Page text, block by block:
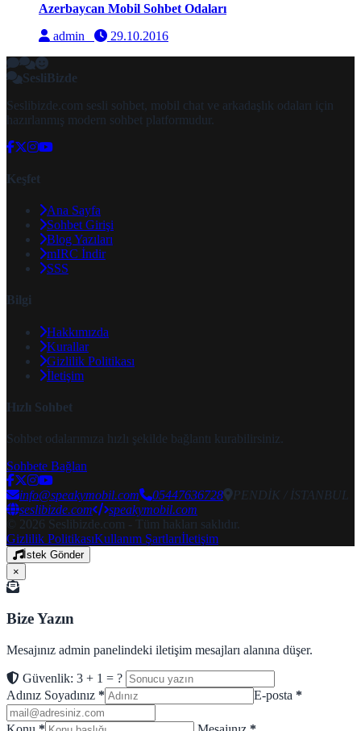
Azerbaycan Mobil Sohbet Odaları
admin
29.10.2016
SesliBizde
Seslibizde.com sesli sohbet, mobil chat ve arkadaşlık odaları için
hazırlanmış modern sohbet platformudur.
Keşfet
Ana Sayfa
Sohbet Girişi
Blog Yazıları
mIRC İndir
SSS
Bilgi
Hakkımızda
Kurallar
Gizlilik Politikası
İletişim
Hızlı Sohbet
Sohbet odalarımıza hızlı şekilde bağlantı kurabilirsiniz.
Sohbete Bağlan
info@speakymobil.com 05447636728
PENDİK / İSTANBUL
seslibizde.com
speakymobil.com
© 2026 Seslibizde.com - Tüm hakları saklıdır.
Gizlilik PolitikasıKullanım Şartlarıİletişim
İstek Gönder
×
Bize Yazın
Mesajınız admin panelindeki iletişim mesajları alanına düşer.
Güvenlik: 3 + 1 = ?
Adınız Soyadınız * E-posta *